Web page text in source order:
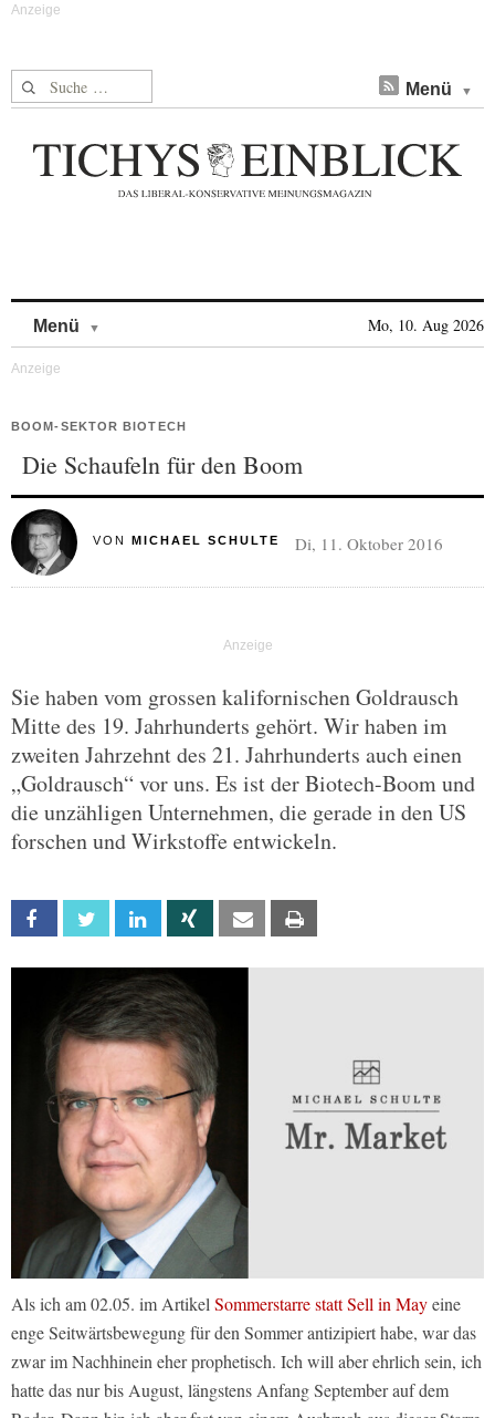
Suche nach: Menü
Menü Mo, 10. Aug 2026
BOOM-SEKTOR BIOTECH
Die Schaufeln für den Boom
VON MICHAEL SCHULTE Di, 11. Oktober 2016
Sie haben vom grossen kalifornischen Goldrausch
Mitte des 19. Jahrhunderts gehört. Wir haben im
zweiten Jahrzehnt des 21. Jahrhunderts auch einen
„Goldrausch“ vor uns. Es ist der Biotech-Boom und
die unzähligen Unternehmen, die gerade in den US
forschen und Wirkstoffe entwickeln.
Facebook Twitter Linkedin Xing Email
Als ich am 02.05. im Artikel Sommerstarre statt Sell in Mayeine
enge Seitwärtsbewegung für den Sommer antizipiert habe, war das
zwar im Nachhinein eher prophetisch. Ich will aber ehrlich sein, ich
hatte das nur bis August, längstens Anfang September auf dem